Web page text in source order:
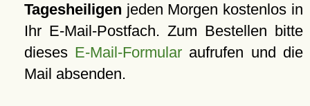
Tagesheiligen jeden Morgen kostenlos in
Ihr E-Mail-Postfach. Zum Bestellen bitte
dieses E-Mail-Formular aufrufen und die
Mail absenden.